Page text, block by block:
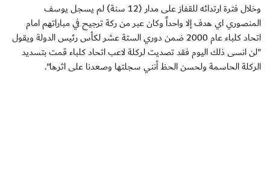
وخلال فترة ارتدائه للقفاز على مدار (12 سنة) لم يسجل يوسف
المنصوري اي هدف إلا واحداً وكان عبر من ركة ترجيح في مباراتهم امام
اتحاد كلباء عام 2000 ضمن دوري الستة عشر لكأس رئيس الدولة ويقول
"لن انسى ذلك اليوم فقد تصديت لركلة لاعب اتحاد كلباء قمت بتسديد
الركلة الحاسمة ولحسن الحظ أنني سجلتها وصعدنا على اثرها".